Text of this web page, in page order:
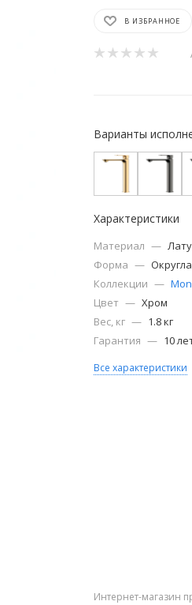
В ИЗБРАННОЕ
Варианты
Характеристики
Материал —
Форма —
Коллекции —
Цвет — Хром
Вес, кг — 1.8 кг
Гарантия — 10
Все характеристики
Интернет-магазин